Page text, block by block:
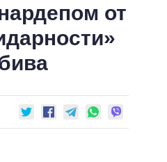
ЭКОНОМИКА
ОБЩЕСТВО
МИР
ПОЛИТИКОВ
от